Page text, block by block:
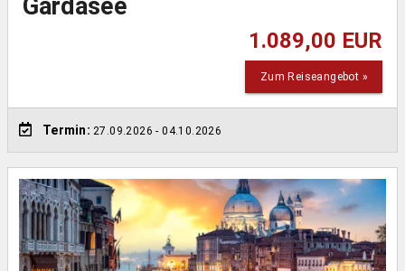
Gardasee
1.089,00 EUR
Zum Reiseangebot »
Termin: 27.09.2026- 04.10.2026